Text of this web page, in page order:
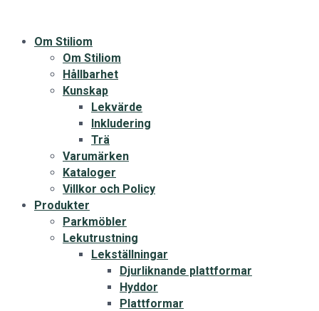
Om Stiliom
Om Stiliom
Hållbarhet
Kunskap
Lekvärde
Inkludering
Trä
Varumärken
Kataloger
Villkor och Policy
Produkter
Parkmöbler
Lekutrustning
Lekställningar
Djurliknande plattformar
Hyddor
Plattformar